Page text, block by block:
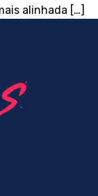
alinhada […]